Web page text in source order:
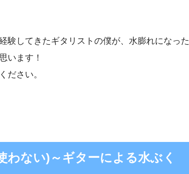
験してきたギタリストの僕が、水膨れになった
います！
ださい。
ない)～ギターによる水ぶく